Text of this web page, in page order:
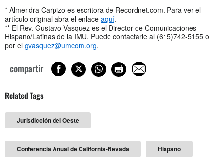
* Almendra Carpizo es escritora de Recordnet.com. Para ver el
artículo original abra el enlace aquí.
** El Rev. Gustavo Vasquez es el Director de Comunicaciones
Hispano/Latinas de la IMU. Puede contactarle al (615)742-5155 o
por el gvasquez@umcom.org.
compartir
Related Tags
Jurisdicción del Oeste
Conferencia Anual de California-Nevada Hispano